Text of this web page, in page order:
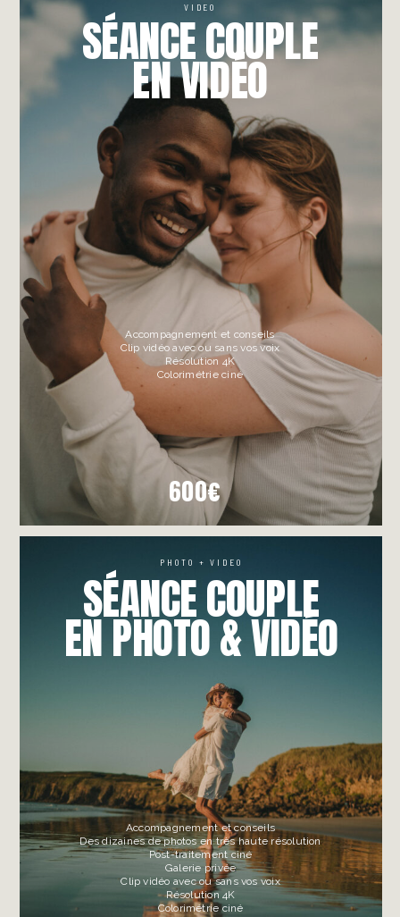
VIDEO
PHOTO + VIDEO
SÉANCE COUPLE
EN VIDÉO
SÉANCE COUPLE
EN PHOTO & VIDÉO
Accompagnement et conseils
Des dizaines de photos en très haute résolution
Post-traitement ciné
Galerie privée
Clip vidéo avec ou sans vos voix
Résolution 4K
Colorimétrie ciné
Accompagnement et conseils
Clip vidéo avec ou sans vos voix
Résolution 4K
Colorimétrie ciné
600€